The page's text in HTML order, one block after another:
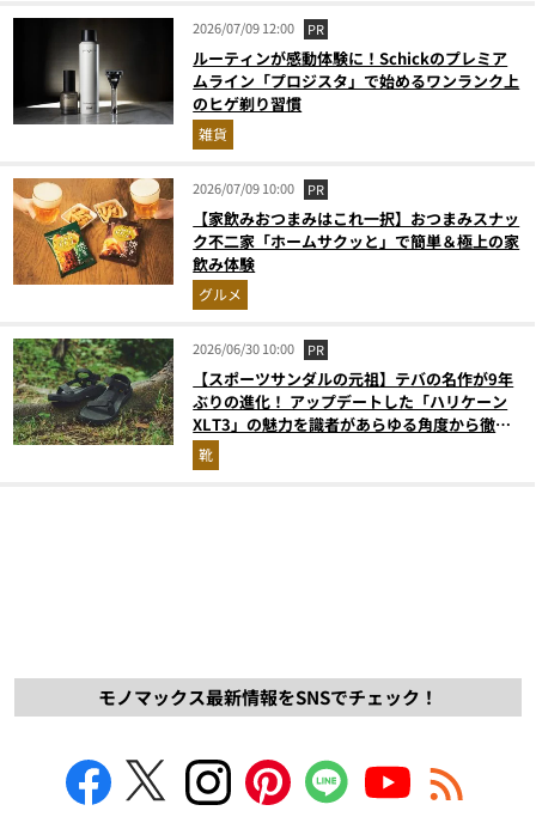
2026/07/09 12:00 PR
ルーティンが感動体験に！Schickのプレミア
ムライン「プロジスタ」で始めるワンランク上
のヒゲ剃り習慣
雑貨
2026/07/09 10:00 PR
【家飲みおつまみはこれ一択】おつまみスナッ
ク不二家「ホームサクッと」で簡単＆極上の家
飲み体験
グルメ
2026/06/30 10:00 PR
【スポーツサンダルの元祖】テバの名作が9年
ぶりの進化！ アップデートした「ハリケーン
XLT3」の魅力を識者があらゆる角度から徹底
解説！
靴
モノマックス最新情報をSNSでチェック！